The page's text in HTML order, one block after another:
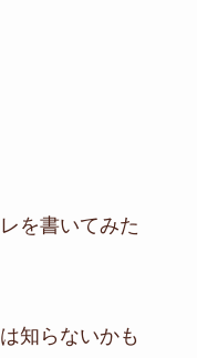
を書いてみた
知らないかも